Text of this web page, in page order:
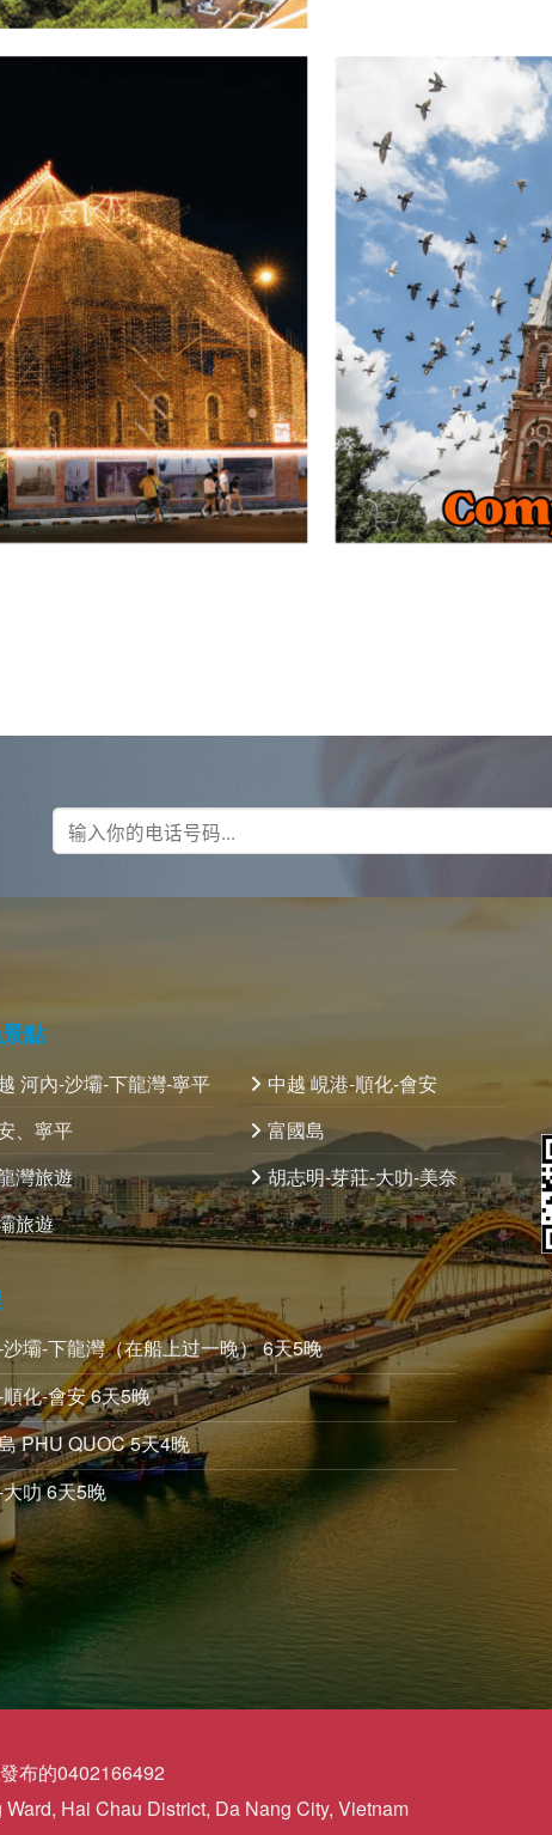
點
河內-沙壩-下龍灣-寧平
、寧平
灣旅遊
旅遊
中越 峴港-順化-會安
富國島
胡志明-芽莊-大叻-美奈
壩-下龍灣（在船上过一晚） 6天5晚
化-會安 6天5晚
PHU QUOC 5天4晚
叻 6天5晚
布的0402166492
Hai Chau District, Da Nang City, Vietnam